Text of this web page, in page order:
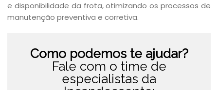
e disponibilidade da frota, otimizando os processos de
manutenção preventiva e corretiva.
Como podemos te ajudar?
Fale com o time de
especialistas da